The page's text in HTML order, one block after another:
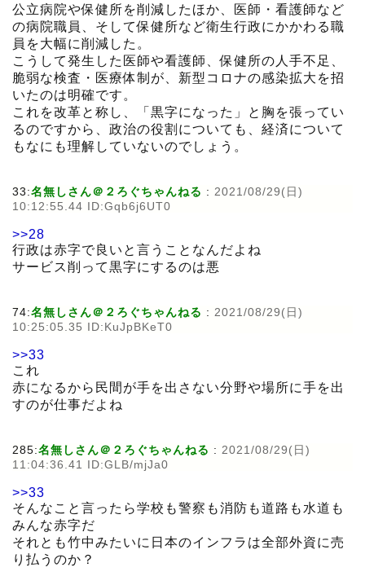
公立病院や保健所を削減したほか、医師・看護師など
の病院職員、そして保健所など衛生行政にかかわる職
員を大幅に削減した。
こうして発生した医師や看護師、保健所の人手不足、
脆弱な検査・医療体制が、新型コロナの感染拡大を招
いたのは明確です。
これを改革と称し、「黒字になった」と胸を張ってい
るのですから、政治の役割についても、経済について
もなにも理解していないのでしょう。
33:名無しさん＠２ろぐちゃんねる : 2021/08/29(日)
10:12:55.44 ID:Gqb6j6UT0
>>28
行政は赤字で良いと言うことなんだよね
サービス削って黒字にするのは悪
74:名無しさん＠２ろぐちゃんねる : 2021/08/29(日)
10:25:05.35 ID:KuJpBKeT0
>>33
これ
赤になるから民間が手を出さない分野や場所に手を出
すのが仕事だよね
285:名無しさん＠２ろぐちゃんねる : 2021/08/29(日)
11:04:36.41 ID:GLB/mjJa0
>>33
そんなこと言ったら学校も警察も消防も道路も水道も
みんな赤字だ
それとも竹中みたいに日本のインフラは全部外資に売
り払うのか？